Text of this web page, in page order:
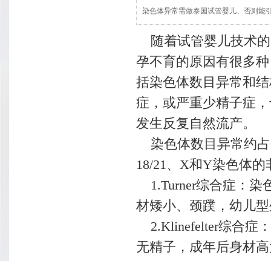
染色体异常需做泰国试管婴儿、否则能
随着试管婴儿技术的
孕不育的原因有很多
括染色体数目异常和
症，或严重少精子症
发生反复自然流产。
染色体数目异常约占
18/21、X和Y染色体
1.Turner综合症：染
材矮小、颈蹼，幼儿
2.Klinefelter综合症
无精子，成年后身材